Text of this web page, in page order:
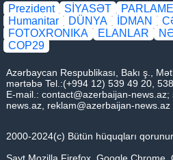
Prezident SİYASƏT
Humanitar
DÜNYA İDMAN
FOTOXRONIKA
ELANLAR
COP29
Azərbaycan Respublikası, Bakı ş.,
mərtəbə Tel.:(+994 12) 539 49 20,
E-mail.: contact@azerbaijan-news.az;
news.az reklam@azerbaijan-news.az
2000-2024(c) Bütün hüquqları